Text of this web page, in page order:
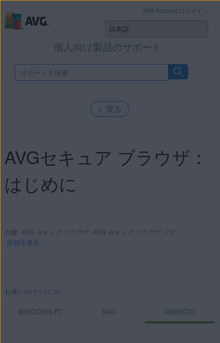
個人向け製品のサポート
AVG Account にログイン
< 戻る
AVGセキュア ブラウザ：
はじめに
対象: AVG セキュア ブラウザ, AVG セキュア ブラウザ プロ
詳細を表示
AVG セキュア ブラウザ プロ
お使いのデバイス:
WINDOWS PC MAC ANDROID